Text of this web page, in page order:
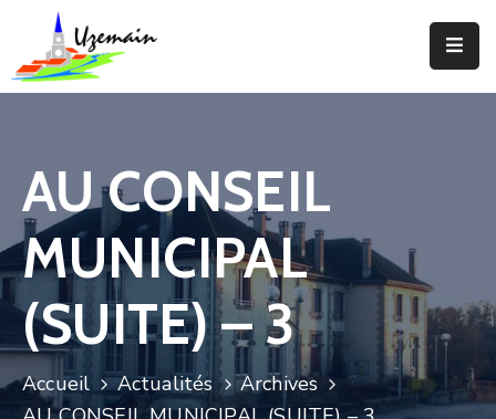
Actualités
Votre
Commune
Votre
Mairie
Services
Vie
AU CONSEIL
MUNICIPAL
(SUITE) – 3
Accueil Actualités
Archives